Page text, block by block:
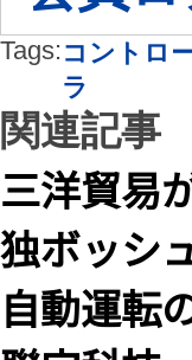
Tags: コントロ
ラ
関連記事
三洋貿易
独ボッシ
自動運転